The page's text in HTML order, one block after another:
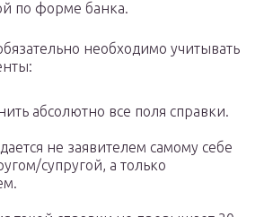
по форме банка.
необходимо учитывать
абсолютно все поля справки.
не заявителем самому себе
супругой, а только